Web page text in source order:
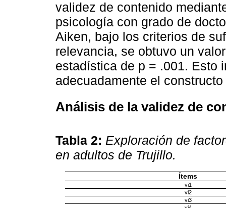
validez de contenido
psicología con grado de
Aiken, bajo los criterios de
relevancia, se obtuvo un
estadística de p = .001. Esto
adecuadamente el
Análisis de la validez de
Tabla 2: Exploración de
en adultos de Trujillo.
Ítems
vi1
vi2
vi3